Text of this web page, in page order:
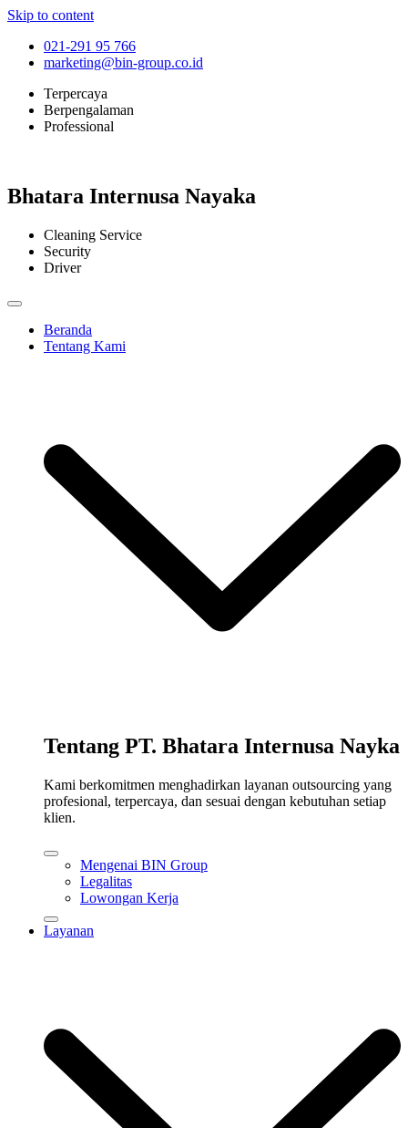
Skip to content
021-291 95 766
marketing@bin-group.co.id
Terpercaya
Berpengalaman
Professional
Bhatara Internusa Nayaka
Cleaning Service
Security
Driver
Beranda
Tentang Kami
Tentang PT. Bhatara Internusa Nayka
Kami berkomitmen menghadirkan layanan outsourcing yang
profesional, terpercaya, dan sesuai dengan kebutuhan setiap
klien.
Mengenai BIN Group
Legalitas
Lowongan Kerja
Layanan